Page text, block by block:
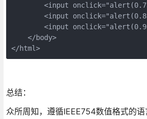
<input
<input
<input
    </body>
</html>
总结：
众所周知，遵循IEEE754数值格式的